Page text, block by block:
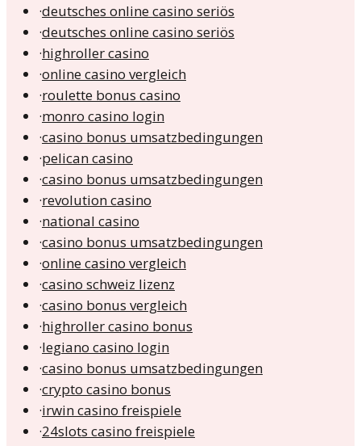
·deutsches online casino seriös
·deutsches online casino seriös
·highroller casino
·online casino vergleich
·roulette bonus casino
·monro casino login
·casino bonus umsatzbedingungen
·pelican casino
·casino bonus umsatzbedingungen
·revolution casino
·national casino
·casino bonus umsatzbedingungen
·online casino vergleich
·casino schweiz lizenz
·casino bonus vergleich
·highroller casino bonus
·legiano casino login
·casino bonus umsatzbedingungen
·crypto casino bonus
·irwin casino freispiele
·24slots casino freispiele